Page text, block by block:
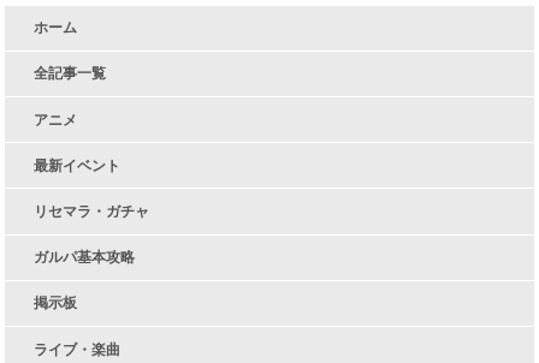
ホーム
全記事一覧
アニメ
最新イベント
リセマラ・ガチャ
ガルパ基本攻略
掲示板
ライブ・楽曲